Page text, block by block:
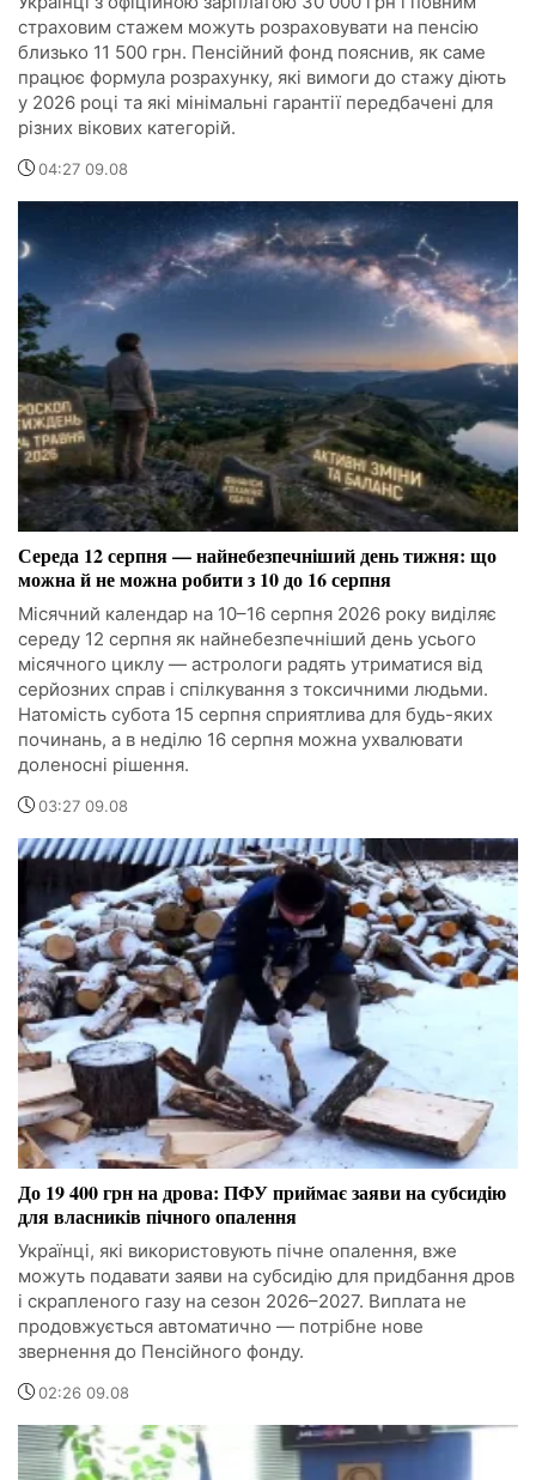
страховим стажем можуть розраховувати на пенсію
близько 11 500 грн. Пенсійний фонд пояснив, як саме
працює формула розрахунку, які вимоги до стажу діють
у 2026 році та які мінімальні гарантії передбачені для
різних вікових категорій.
04:27 09.08
Середа 12 серпня — найнебезпечніший день тижня: що
можна й не можна робити з 10 до 16 серпня
Місячний календар на 10–16 серпня 2026 року виділяє
середу 12 серпня як найнебезпечніший день усього
місячного циклу — астрологи радять утриматися від
серйозних справ і спілкування з токсичними людьми.
Натомість субота 15 серпня сприятлива для будь-яких
починань, а в неділю 16 серпня можна ухвалювати
доленосні рішення.
03:27 09.08
До 19 400 грн на дрова: ПФУ приймає заяви на субсидію
для власників пічного опалення
Українці, які використовують пічне опалення, вже
можуть подавати заяви на субсидію для придбання дров
і скрапленого газу на сезон 2026–2027. Виплата не
продовжується автоматично — потрібне нове
звернення до Пенсійного фонду.
02:26 09.08